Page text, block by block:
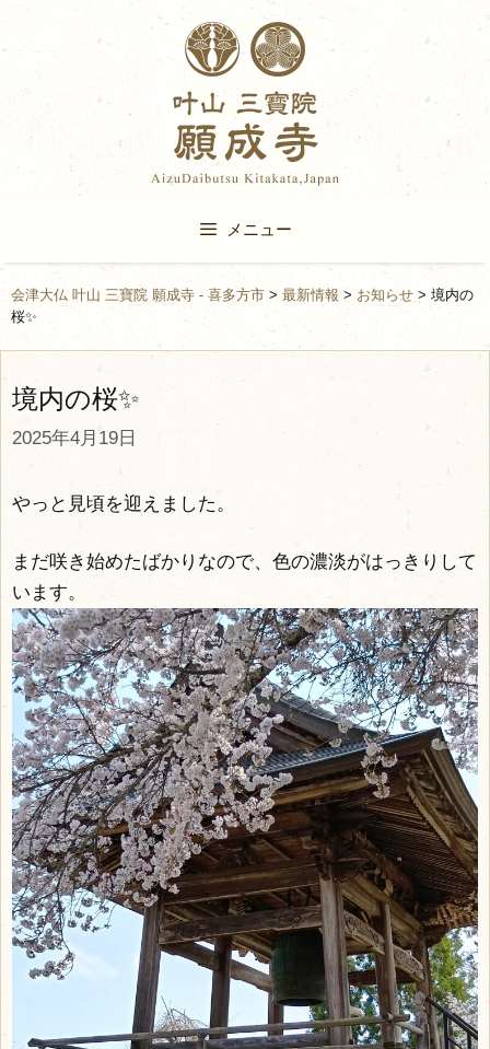
to
content
メニュー
会津大仏 叶山 三寶院 願成寺 - 喜多方市 > 最新情報 > お知らせ > 境内の
桜✨
境内の桜✨
2025年4月19日
やっと見頃を迎えました。
まだ咲き始めたばかりなので、色の濃淡がはっきりして
います。